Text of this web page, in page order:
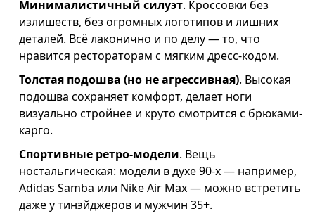
Минималистичный силуэт. Кроссовки без
излишеств, без огромных логотипов и лишних
деталей. Всё лаконично и по делу — то, что
нравится рестораторам с мягким дресс-кодом.
Толстая подошва (но не агрессивная). Высокая
подошва сохраняет комфорт, делает ноги
визуально стройнее и круто смотрится с брюками-
карго.
Спортивные ретро-модели. Вещь
ностальгическая: модели в духе 90-х — например,
Adidas Samba или Nike Air Max — можно встретить
даже у тинэйджеров и мужчин 35+.